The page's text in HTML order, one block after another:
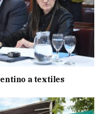
a textiles